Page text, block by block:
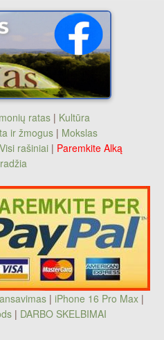
ratas| Kultūra
ir žmogus | Mokslas
Visi rašiniai | Paremkite Alką
| iPhone 16 Pro Max|
| DARBO SKELBIMAI